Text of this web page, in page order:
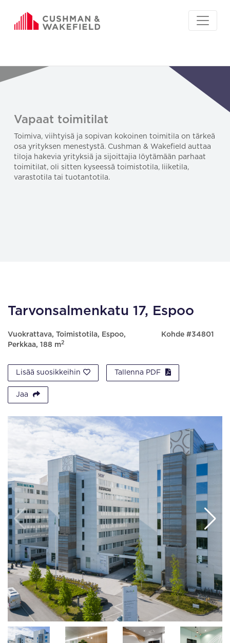
Vapaat toimitilat
Toimiva, viihtyisä ja sopivan kokoinen toimitila on tärkeä
osa yrityksen menestystä. Cushman & Wakefield auttaa
tiloja hakevia yrityksiä ja sijoittajia löytämään parhaat
toimitilat, oli sitten kyseessä toimistotila, liiketila,
varastotila tai tuotantotila.
Tarvonsalmenkatu 17, Espoo
Vuokrattava, Toimistotila, Espoo,
Perkkaa, 188 m2
Kohde #34801
Lisää suosikkeihin Tallenna PDF
Jaa